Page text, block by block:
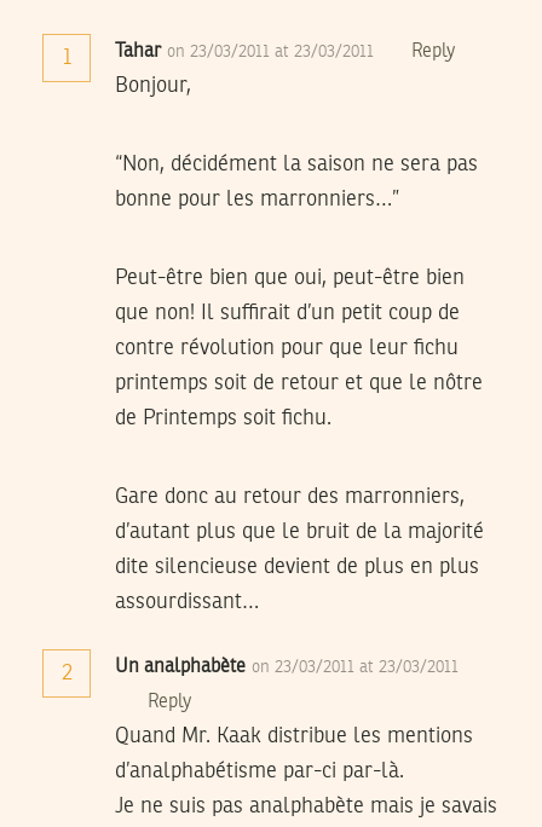
1 Tahar on 23/03/2011 at 23/03/2011 Reply
Bonjour,
“Non, décidément la saison ne sera pas
bonne pour les marronniers…”
Peut-être bien que oui, peut-être bien
que non! Il suffirait d’un petit coup de
contre révolution pour que leur fichu
printemps soit de retour et que le nôtre
de Printemps soit fichu.
Gare donc au retour des marronniers,
d’autant plus que le bruit de la majorité
dite silencieuse devient de plus en plus
assourdissant…
2 Un analphabète on 23/03/2011 at 23/03/2011
Reply
Quand Mr. Kaak distribue les mentions
d’analphabétisme par-ci par-là.
Je ne suis pas analphabète mais je savais